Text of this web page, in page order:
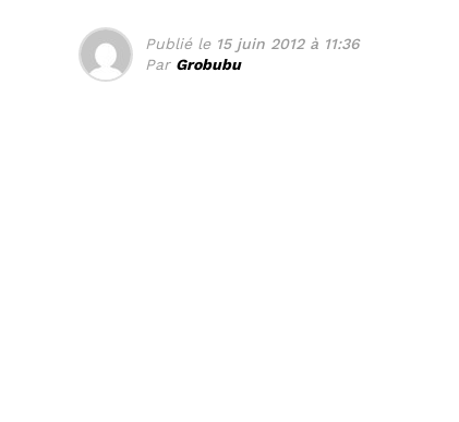
Publié le 15 juin 2012 à 11:36
Par Grobubu